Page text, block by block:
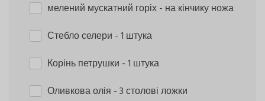
мелений мускатний горіх- на кінчику ножа
Стебло селери - 1 штука
Корінь петрушки - 1 штука
Оливкова олія - 3 столові ложки